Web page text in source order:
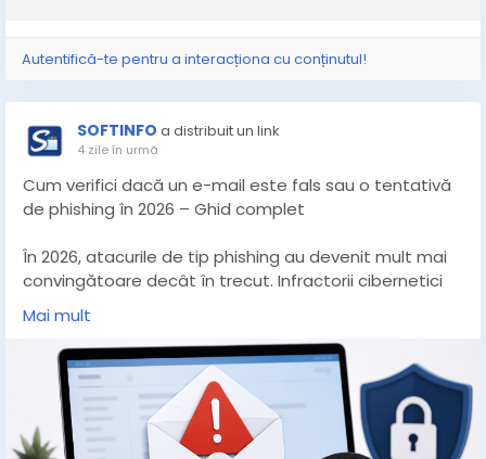
Autentifică-te pentru a interacționa cu conținutul!
SOFTINFO a distribuit un link
4 zile în urmă
Cum verifici dacă un e-mail este fals sau o tentativă
de phishing în 2026 – Ghid complet
În 2026, atacurile de tip phishing au devenit mult mai
convingătoare decât în trecut. Infractorii cibernetici
folosesc inteligența artificială pentru a crea e-mailuri
aproape perfecte, imitând bănci, magazine online,
firme de curierat sau chiar colegi de serviciu. Un singur
clic pe un link malițios poate duce la furtul parolelor, al
datelor bancare sau chiar la compromiterea întregului
calculator.
Mai mult